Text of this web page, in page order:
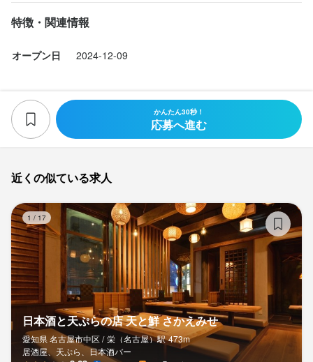
特徴・関連情報
オープン日 2024-12-09
かんたん30秒！
応募へ進む
近くの似ている求人
1 / 17
日本酒と天ぷらの店 天と鮮 さかえみせ
愛知県 名古屋市中区 / 栄（名古屋）駅 473m
居酒屋、天ぷら、日本酒バー